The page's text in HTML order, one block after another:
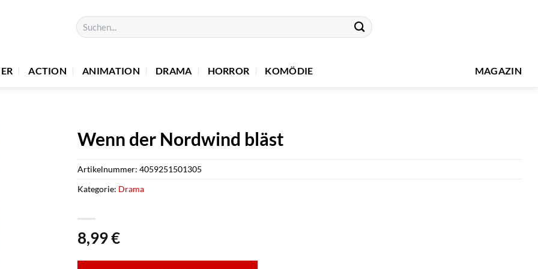
Suchen
nach:
ACTION ANIMATION DRAMA HORROR KOMÖDIE MAGAZIN
Wenn der Nordwind bläst
8,99€
Artikelnummer: 4059251501305
Kategorie: Drama